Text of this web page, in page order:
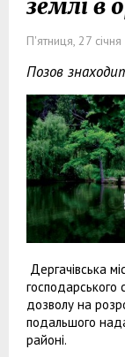
землі в
П'ятниця, 27
Позов
Дергачівська
господарського
дозволу на
подальшого
районі.